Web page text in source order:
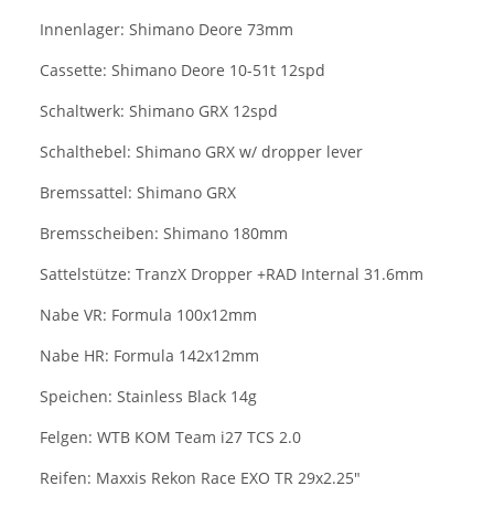
Innenlager: Shimano Deore 73mm
Cassette: Shimano Deore 10-51t 12spd
Schaltwerk: Shimano GRX 12spd
Schalthebel: Shimano GRX w/ dropper lever
Bremssattel: Shimano GRX
Bremsscheiben: Shimano 180mm
Sattelstütze: TranzX Dropper +RAD Internal 31.6mm
Nabe VR: Formula 100x12mm
Nabe HR: Formula 142x12mm
Speichen: Stainless Black 14g
Felgen: WTB KOM Team i27 TCS 2.0
Reifen: Maxxis Rekon Race EXO TR 29x2.25"